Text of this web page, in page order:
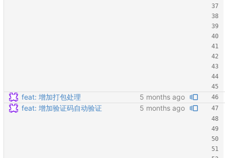
feat: 增加打包处理
feat: 增加验证码自动验证